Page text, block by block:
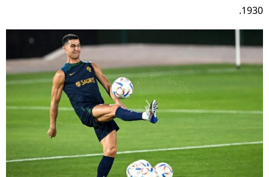
1930.